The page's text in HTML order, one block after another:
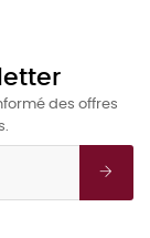
des offres